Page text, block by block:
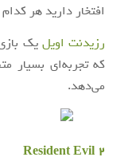
افتخار دارید هر
رزیدنت اویلیک
که تجربه‌ای بسیار
می‌دهد.
Resident Evil 2